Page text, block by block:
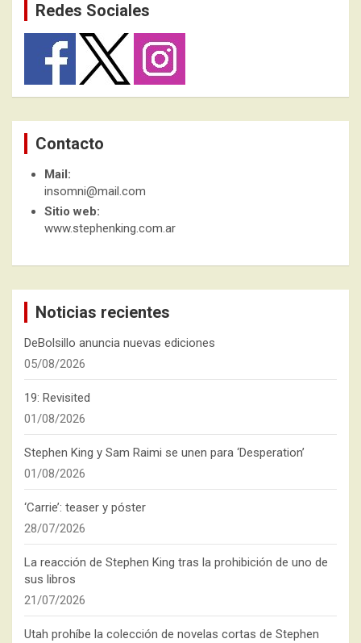
Redes Sociales
Contacto
Mail:
insomni@mail.com
Sitio web:
www.stephenking.com.ar
Noticias recientes
DeBolsillo anuncia nuevas ediciones
05/08/2026
19: Revisited
01/08/2026
Stephen King y Sam Raimi se unen para ‘Desperation’
01/08/2026
‘Carrie’: teaser y póster
28/07/2026
La reacción de Stephen King tras la prohibición de uno de
sus libros
21/07/2026
Utah prohíbe la colección de novelas cortas de Stephen